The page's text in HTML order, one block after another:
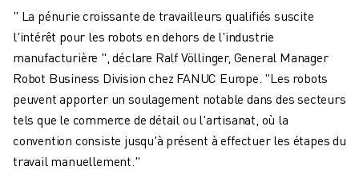
ROBODRILL ENSEMBLE DE ROBOTS
ROBODRILL KIT PÉDAGOGIQUE
MACHINES DE MOULAGE PAR INJECTION ÉLECTRIQUES
ROBOSHOT MACHINES DE MOULAGE PAR INJECTION ÉLECTRIQUES
ROBOSHOT MATÉRIEL
LOGICIEL ROBOSHOT
DURABILITÉ DU ROBOSHOT
" La pénurie croissante de travailleurs qualifiés suscite
l'intérêt pour les robots en dehors de l'industrie
manufacturière ", déclare Ralf Völlinger, General Manager
Robot Business Division chez FANUC Europe. "Les robots
peuvent apporter un soulagement notable dans des secteurs
tels que le commerce de détail ou l'artisanat, où la
convention consiste jusqu'à présent à effectuer les étapes du
travail manuellement."